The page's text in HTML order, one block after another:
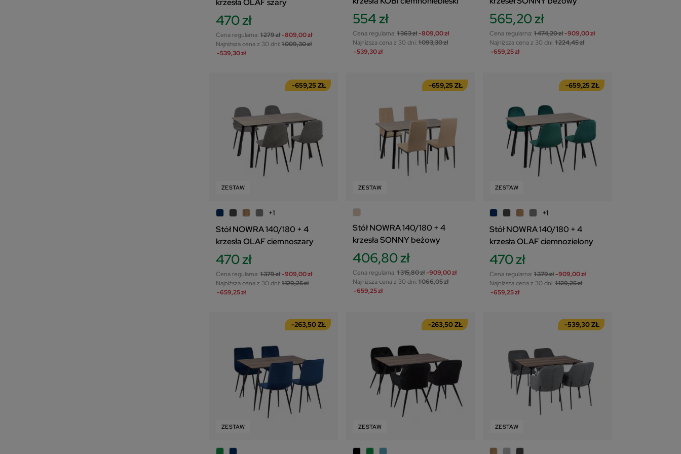
krzesła OLAF szary
470 zł
Cena regularna: 1 279 zł-809,00 zł
Najniższa cena z 30 dni: 1 009,30 zł
-539,30 zł
554 zł
Cena regularna: 1 363 zł-809,00 zł
Najniższa cena z 30 dni: 1 093,30 zł
-539,30 zł
565,20 zł
Cena regularna: 1 474,20 zł-909,00 zł
Najniższa cena z 30 dni: 1 224,45 zł
-659,25 zł
-659,25 ZŁ
ZESTAW
+1
Stół NOWRA 140/180 + 4
krzesła OLAF ciemnoszary
470 zł
Cena regularna: 1 379 zł-909,00 zł
Najniższa cena z 30 dni: 1 129,25 zł
-659,25 zł
-659,25 ZŁ
ZESTAW
Stół NOWRA 140/180 + 4
krzesła SONNY beżowy
406,80 zł
Cena regularna: 1 315,80 zł-909,00 zł
Najniższa cena z 30 dni: 1 066,05 zł
-659,25 zł
-659,25 ZŁ
ZESTAW
+1
Stół NOWRA 140/180 + 4
krzesła OLAF ciemnozielony
470 zł
Cena regularna: 1 379 zł-909,00 zł
Najniższa cena z 30 dni: 1 129,25 zł
-659,25 zł
-263,50 ZŁ
ZESTAW
-263,50 ZŁ
ZESTAW
-539,30 ZŁ
ZESTAW